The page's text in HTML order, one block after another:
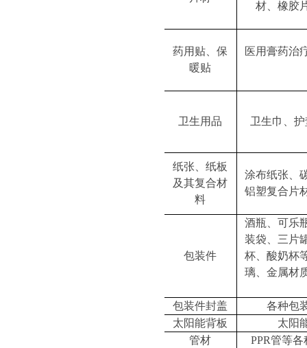
材、橡胶
药用贴、保
暖贴
医用膏药治
卫生用品 卫生巾、
纸张、纸板
及其复合材
料
涂布纸张、
铝塑复合片
包装件
酒瓶、可乐
装袋、三片
杯、酸奶杯
璃、金属材
包装件封盖
各种包
太阳能背板
太阳
管材
PPR管等各